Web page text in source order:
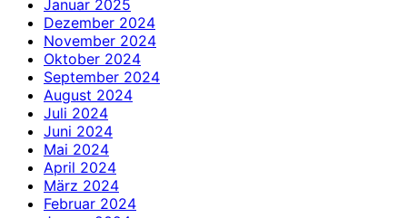
Januar 2025
Dezember 2024
November 2024
Oktober 2024
September 2024
August 2024
Juli 2024
Juni 2024
Mai 2024
April 2024
März 2024
Februar 2024